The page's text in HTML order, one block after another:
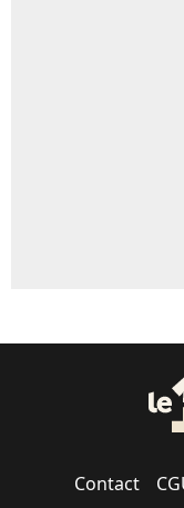
Contact